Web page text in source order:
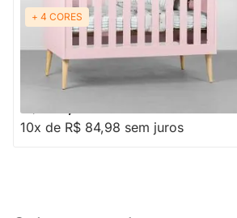
+ 4 CORES
Berço Mini Cama Noah com Pés Retrô
Natural - Rosa
R$ 1.199,88 -29% Economize R$ 350
10x de R$ 84,98 sem juros